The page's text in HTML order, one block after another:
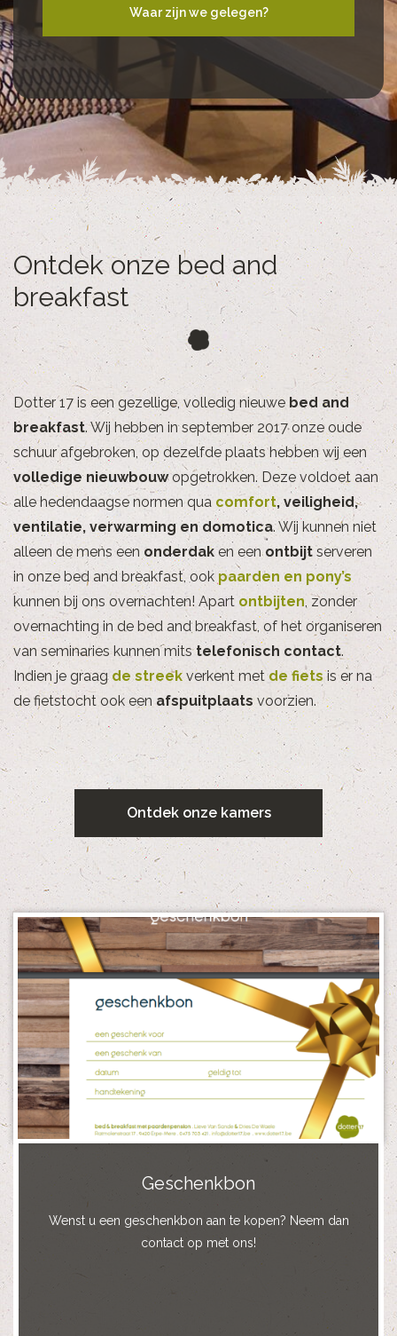
Waar zijn we gelegen?
Waar zijn we gelegen?
Ontdek onze bed and
breakfast
Dotter 17 is een gezellige, volledig nieuwe bed and
breakfast. Wij hebben in september 2017 onze oude
schuur afgebroken, op dezelfde plaats hebben wij een
volledige nieuwbouwopgetrokken. Deze voldoet aan
alle hedendaagse normen qua comfort, veiligheid,
ventilatie, verwarming en domotica. Wij kunnen niet
alleen de mens een onderdaken eenontbijtserveren
in onze bed and breakfast, ook paarden en pony’s
kunnen bij ons overnachten! Apart ontbijten, zonder
overnachting in de bed and breakfast, of het organiseren
van seminaries kunnen mitstelefonisch contact.
Indien je graag de streekverkent met de fietsis er na
de fietstocht ook een afspuitplaats voorzien.
Ontdek onze kamers
Geschenkbon
Wenst u een geschenkbon aan te kopen? Neem dan
contact op met ons!